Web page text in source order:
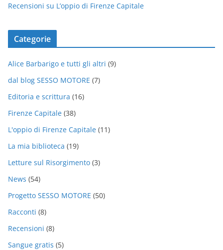
Recensioni su L’oppio di Firenze Capitale
Categorie
Alice Barbarigo e tutti gli altri (9)
dal blog SESSO MOTORE (7)
Editoria e scrittura (16)
Firenze Capitale (38)
L'oppio di Firenze Capitale (11)
La mia biblioteca (19)
Letture sul Risorgimento (3)
News (54)
Progetto SESSO MOTORE (50)
Racconti (8)
Recensioni (8)
Sangue gratis (5)